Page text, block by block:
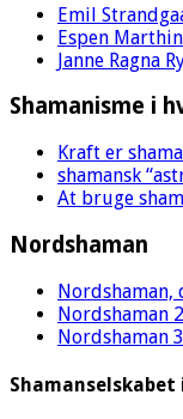
Emil
Espen
Janne Ragna
Shamanisme i
Kraft er
shamansk
At bruge
Nordshaman
Nordshaman
Nordshaman
Shamanselskabet